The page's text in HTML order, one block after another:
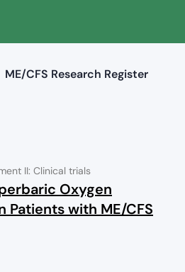
ME/CFS Research Register
II: Clinical trials
Oxygen
Patients with ME/CFS